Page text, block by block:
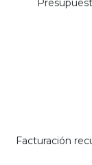
Facturación